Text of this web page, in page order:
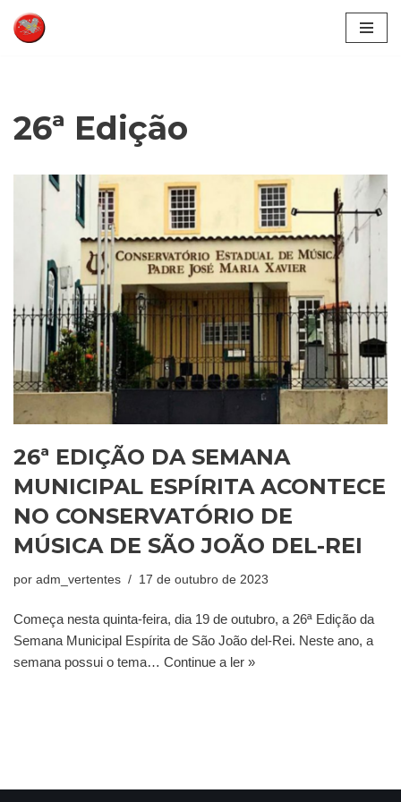
Pular
conteúdo
26ª Edição
26ª EDIÇÃO DA SEMANA
MUNICIPAL ESPÍRITA ACONTECE
NO CONSERVATÓRIO DE
MÚSICA DE SÃO JOÃO DEL-REI
por adm_vertentes 17 de outubro de 2023
Começa nesta quinta-feira, dia 19 de outubro, a 26ª Edição da
Semana Municipal Espírita de São João del-Rei. Neste ano, a
semana possui o tema… Continue a ler »